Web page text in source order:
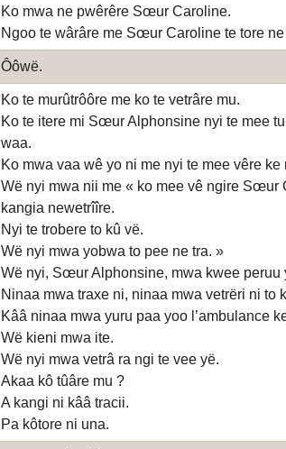
Ko mwa ne pwêrêre Sœur Caroline.
Ngoo te wârâre me Sœur Caroline te tore
Ôôwë.
Ko te murûtrôôre me ko te vetrâre mu.
Ko te itere mi Sœur Alphonsine nyi te mee
waa.
Ko mwa vaa wê yo ni me nyi te mee vêre ke
Wë nyi mwa nii me « ko mee vê ngire Sœur
kangia newetrîîre.
Nyi te trobere to kû vë.
Wë nyi mwa yobwa to pee ne tra. »
Wë nyi, Sœur Alphonsine, mwa kwee peruu
Ninaa mwa traxe ni, ninaa mwa vetrëri ni to
Kââ ninaa mwa yuru paa yoo l’ambulance
Wë kieni mwa ite.
Wë nyi mwa vetrâ ra ngi te vee yë.
Akaa kô tûâre mu ?
A kangi ni kââ tracii.
Pa kôtore ni una.